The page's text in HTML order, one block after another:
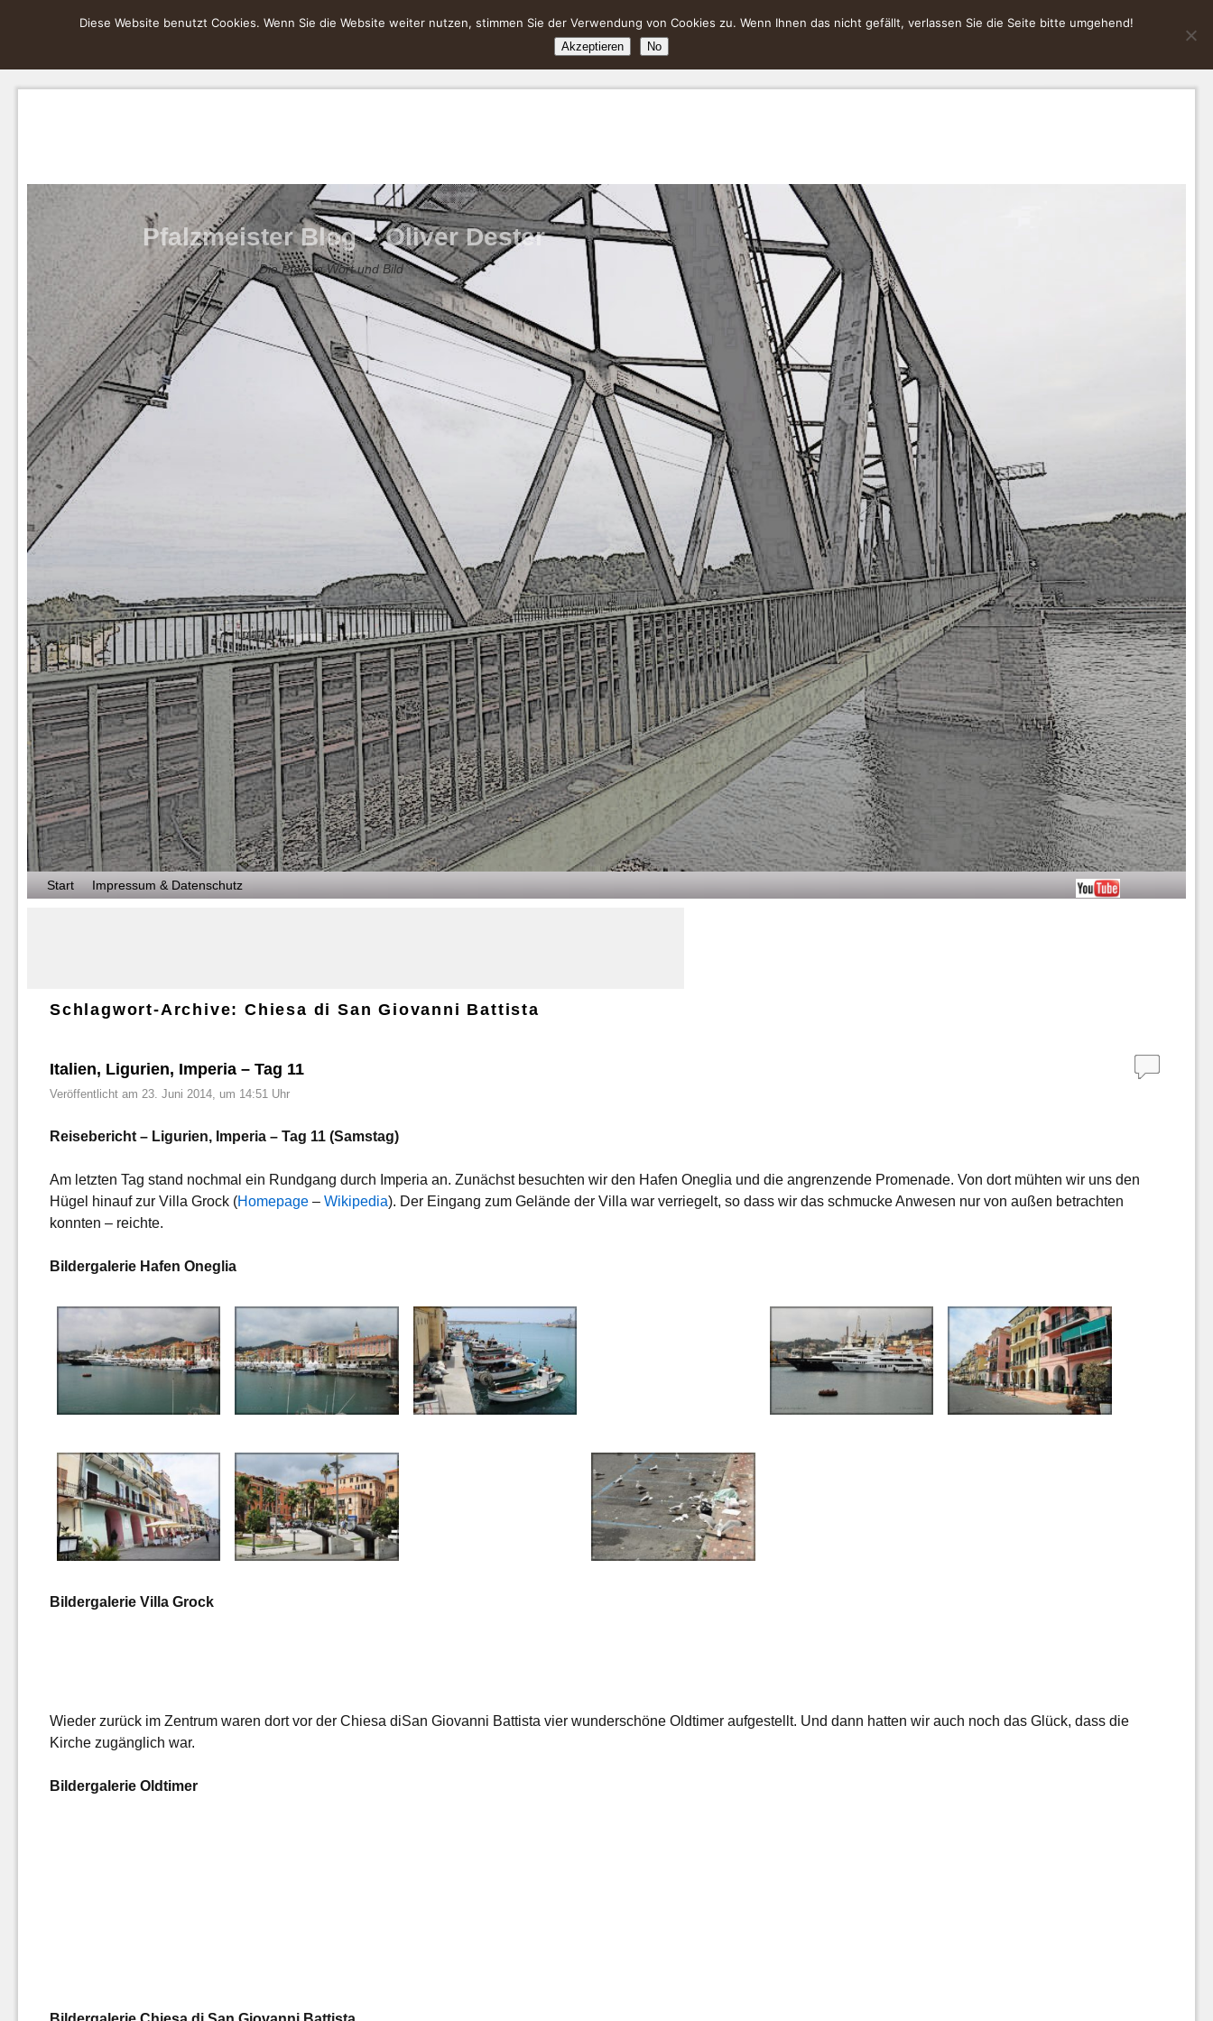
Pfalzmeister Blog – Oliver Dester
Die Pfalz in Wort und Bild
Zum Inhalt wechseln
Zum sekundären Inhalt wechseln
Start Impressum & Datenschutz
Schlagwort-Archive:Chiesa di San Giovanni Battista
Italien, Ligurien, Imperia – Tag 11
Veröffentlicht am 23. Juni 2014, um 14:51 Uhr
Reisebericht – Ligurien, Imperia – Tag 11 (Samstag)
Am letzten Tag stand nochmal ein Rundgang durch Imperia an. Zunächst besuchten wir den Hafen Oneglia und die angrenzende Promenade. Von dort mühten wir uns den
Hügel hinauf zur Villa Grock (Homepage – Wikipedia). Der Eingang zum Gelände der Villa war verriegelt, so dass wir das schmucke Anwesen nur von außen betrachten
konnten – reichte.
Bildergalerie Hafen Oneglia
Bildergalerie Villa Grock
Wieder zurück im Zentrum waren dort vor der Chiesa diSan Giovanni Battista vier wunderschöne Oldtimer aufgestellt. Und dann hatten wir auch noch das Glück, dass die
Kirche zugänglich war.
Bildergalerie Oldtimer
Diese Website benutzt Cookies. Wenn Sie die Website weiter nutzen, stimmen Sie der Verwendung von Cookies zu. Wenn Ihnen das nicht gefällt, verlassen Sie die Seite bitte umgehend!
Akzeptieren No